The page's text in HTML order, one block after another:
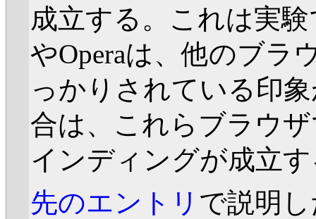
成立する。これは実験
やOperaは、他のブラ
っかりされている印
合は、これらブラウ
インディングが成立
先のエントリ で説明